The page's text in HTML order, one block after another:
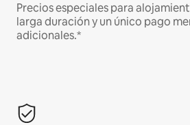
Precios especiales para
larga duración y un único pago
adicionales.*